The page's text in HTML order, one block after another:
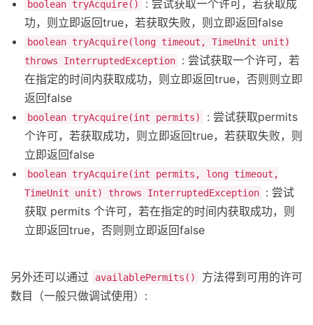
boolean tryAcquire()
: 尝试获取一个许可，若获取成
功，则立即返回true，若获取失败，则立即返回false
boolean tryAcquire(long timeout, TimeUnit unit)
throws InterruptedException
: 尝试获取一个许可，若
在指定的时间内获取成功，则立即返回true，否则则立即
返回false
boolean tryAcquire(int permits)
: 尝试获取permits
个许可，若获取成功，则立即返回true，若获取失败，则
立即返回false
boolean tryAcquire(int permits, long timeout,
TimeUnit unit) throws InterruptedException
: 尝试
获取 permits 个许可，若在指定的时间内获取成功，则
立即返回true，否则则立即返回false
另外还可以通过 availablePermits()
方法得到可用的许可
数目（一般只做调试使用）: